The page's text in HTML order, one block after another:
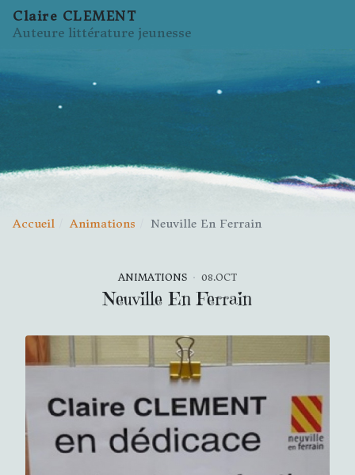
Claire CLEMENT
Auteure littérature jeunesse
Accueil Animations Neuville En Ferrain
ANIMATIONS 08.OCT
Neuville En Ferrain